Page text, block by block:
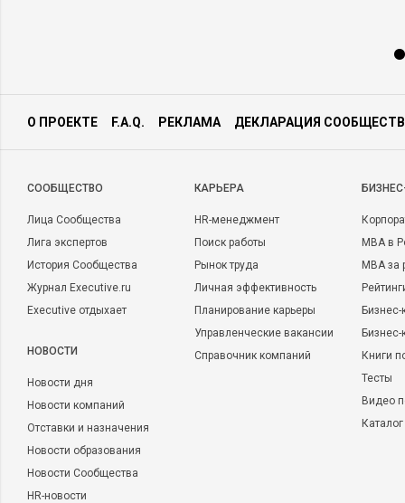
О ПРОЕКТЕ F.A.Q. РЕКЛАМА ДЕКЛАРАЦИЯ
CООБЩЕСТВО
Лица Сообщества
Лига экспертов
История Сообщества
Журнал Executive.ru
Executive отдыхает
НОВОСТИ
Новости дня
Новости компаний
Отставки и назначения
Новости образования
Новости Сообщества
HR-новости
КАРЬЕРА
HR-менеджмент
Поиск работы
Рынок труда
Личная эффективность
Планирование карьеры
Управленческие вакансии
Справочник компаний
MBA в
MBA
Бизнес-
Книги
Тесты
Видео